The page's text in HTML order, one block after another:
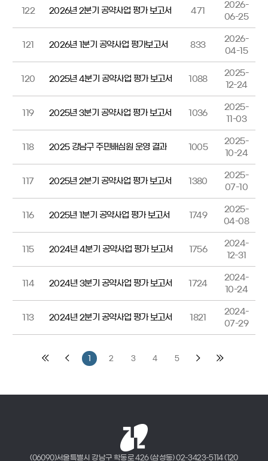
122 2026년 2분기 공약사업 평가 보고서 471
2026-
06-25
121 2026년 1분기 공약사업 평가보고서 833
2026-
04-15
120 2025년 4분기 공약사업 평가 보고서 1088
2025-
12-24
119 2025년 3분기 공약사업 평가 보고서 1036
2025-
11-03
118 2025 강남구 주민배심원 운영 결과 1005
2025-
10-24
117 2025년 2분기 공약사업 평가 보고서 1380
2025-
07-10
116 2025년 1분기 공약사업 평가 보고서 1749
2025-
04-08
115 2024년 4분기 공약사업 평가 보고서 1756
2024-
12-31
114 2024년 3분기 공약사업 평가 보고서 1724
2024-
10-24
113 2024년 2분기 공약사업 평가 보고서 1821
2024-
07-29
1 2 3 4 5
(06090)서울특별시 강남구 학동로 426 (삼성동) 02-3423-5114 (120